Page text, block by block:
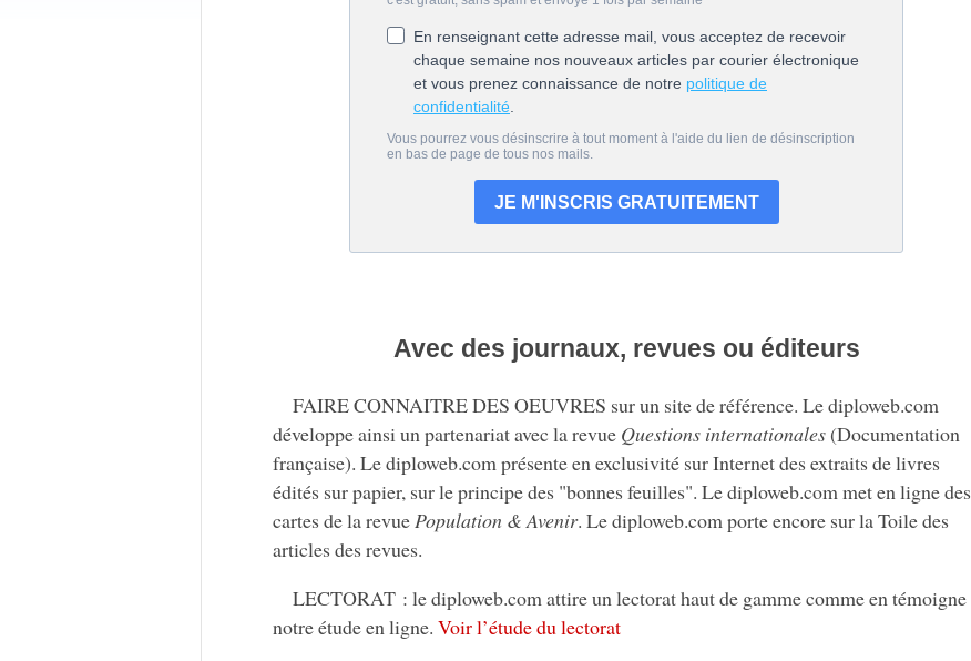
Avec des journaux, revues ou éditeurs
FAIRE CONNAITRE DES OEUVRES sur un site de référence. Le diploweb.com
développe ainsi un partenariat avec la revue Questions internationales(Documentation
française). Le diploweb.com présente en exclusivité sur Internet des extraits de livres
édités sur papier, sur le principe des "bonnes feuilles". Le diploweb.com met en ligne des
cartes de la revuePopulation & Avenir. Le diploweb.com porte encore sur la Toile des
articles des revues.
LECTORAT : le diploweb.com attire un lectorat haut de gamme comme en témoigne
notre étude en ligne. Voir l’étude du lectorat